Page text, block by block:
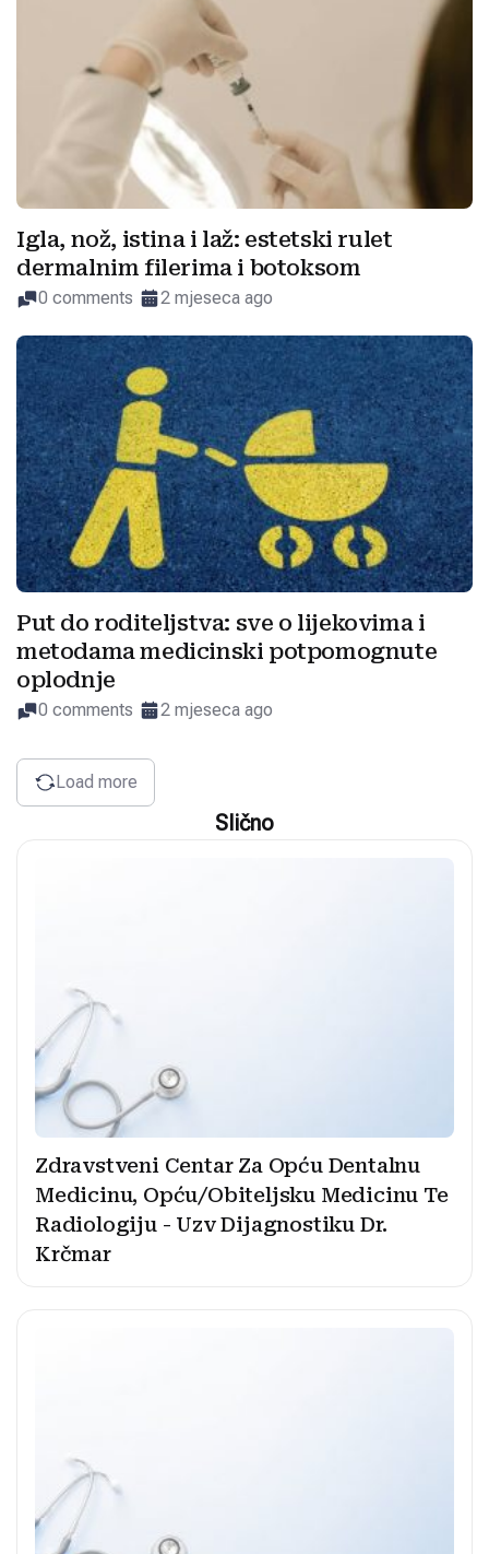
Igla, nož, istina i laž: estetski rulet
dermalnim filerima i botoksom
0 comments 2 mjeseca ago
Put do roditeljstva: sve o lijekovima i
metodama medicinski potpomognute
oplodnje
0 comments 2 mjeseca ago
Load more
Slično
Zdravstveni Centar Za Opću Dentalnu
Medicinu, Opću/Obiteljsku Medicinu Te
Radiologiju - Uzv Dijagnostiku Dr.
Krčmar